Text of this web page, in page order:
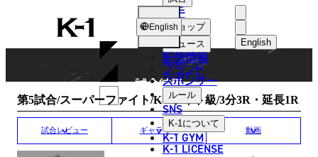
K-
1
English
한국어
中文（简体
選手
ショップ
ニュース
配信情報
ブランド
スポンサー
ルール
SNS
K-1について
K-1 GYM
K-1 LICENSE
English
MATCH RESULT
試合結果
第5試合/スーパーファイト/K-1ライト級/3分3R・延長1R
試合レビュー ギャラリー 動画